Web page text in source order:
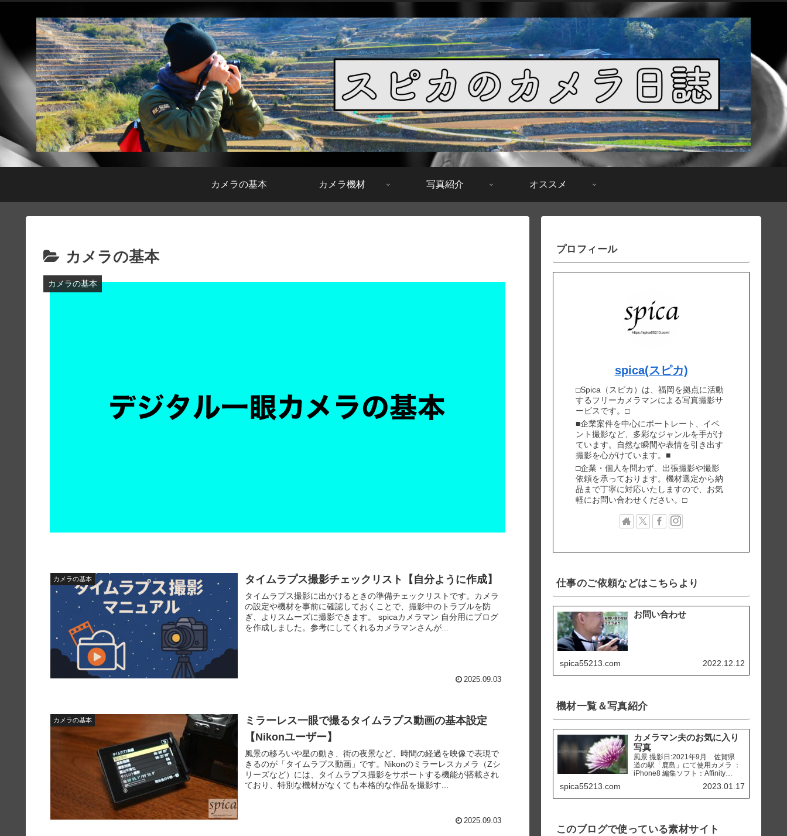
カメラの基本 カメラ機材 写真紹介 オススメ
カメラの基本
カメラの基本
カメラの基本 タイムラプス撮影チェックリスト【自分ように作成】
タイムラプス撮影に出かけるときの準備チェックリストです。カメラ
の設定や機材を事前に確認しておくことで、撮影中のトラブルを防
ぎ、よりスムーズに撮影できます。 spicaカメラマン 自分用にブログ
を作成しました。参考にしてくれるカメラマンさんが...
2025.09.03
カメラの基本
ミラーレス一眼で撮るタイムラプス動画の基本設定
【Nikonユーザー】
風景の移ろいや星の動き、街の夜景など、時間の経過を映像で表現で
きるのが「タイムラプス動画」です。Nikonのミラーレスカメラ（Zシ
リーズなど）には、タイムラプス撮影をサポートする機能が搭載され
ており、特別な機材がなくても本格的な作品を撮影す...
2025.09.03
プロフィール
spica(スピカ)
□Spica（スピカ）は、福岡を拠点に活動
するフリーカメラマンによる写真撮影サ
ービスです。□
■企業案件を中心にポートレート、イベ
ント撮影など、多彩なジャンルを手がけ
ています。自然な瞬間や表情を引き出す
撮影を心がけています。■
□企業・個人を問わず、出張撮影や撮影
依頼を承っております。機材選定から納
品まで丁寧に対応いたしますので、お気
軽にお問い合わせください。□
仕事のご依頼などはこちらより
お問い合わせ
spica55213.com 2022.12.12
機材一覧＆写真紹介
カメラマン夫のお気に入り
写真
風景 撮影日:2021年9月 佐賀県
道の駅「鹿島」にて使用カメラ ：
iPhone8 編集ソフト：Affinity
天草市 「ホテルアレグリアガー
デンズ天草」にて使用カメラ ：
spica55213.com 2023.01.17
このブログで使っている素材サイト